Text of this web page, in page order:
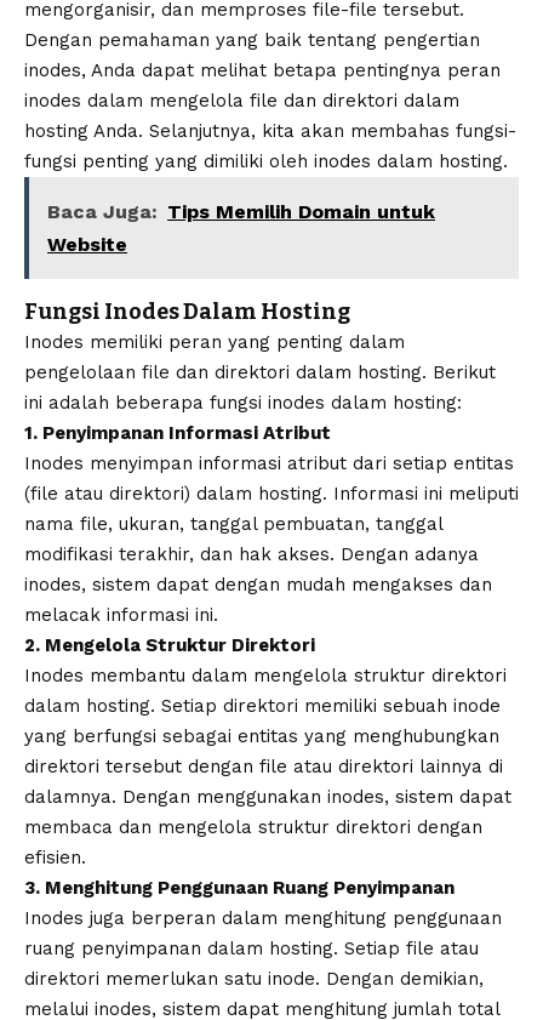
mengorganisir, dan memproses file-file tersebut.
Dengan pemahaman yang baik tentang pengertian
inodes, Anda dapat melihat betapa pentingnya peran
inodes dalam mengelola file dan direktori dalam
hosting Anda. Selanjutnya, kita akan membahas fungsi-
fungsi penting yang dimiliki oleh inodes dalam hosting.
Baca Juga: Tips Memilih Domain untuk
Website
Fungsi Inodes Dalam Hosting
Inodes memiliki peran yang penting dalam
pengelolaan file dan direktori dalam hosting. Berikut
ini adalah beberapa fungsi inodes dalam hosting:
1. Penyimpanan Informasi Atribut
Inodes menyimpan informasi atribut dari setiap entitas
(file atau direktori) dalam hosting. Informasi ini meliputi
nama file, ukuran, tanggal pembuatan, tanggal
modifikasi terakhir, dan hak akses. Dengan adanya
inodes, sistem dapat dengan mudah mengakses dan
melacak informasi ini.
2. Mengelola Struktur Direktori
Inodes membantu dalam mengelola struktur direktori
dalam hosting. Setiap direktori memiliki sebuah inode
yang berfungsi sebagai entitas yang menghubungkan
direktori tersebut dengan file atau direktori lainnya di
dalamnya. Dengan menggunakan inodes, sistem dapat
membaca dan mengelola struktur direktori dengan
efisien.
3. Menghitung Penggunaan Ruang Penyimpanan
Inodes juga berperan dalam menghitung penggunaan
ruang penyimpanan dalam hosting. Setiap file atau
direktori memerlukan satu inode. Dengan demikian,
melalui inodes, sistem dapat menghitung jumlah total